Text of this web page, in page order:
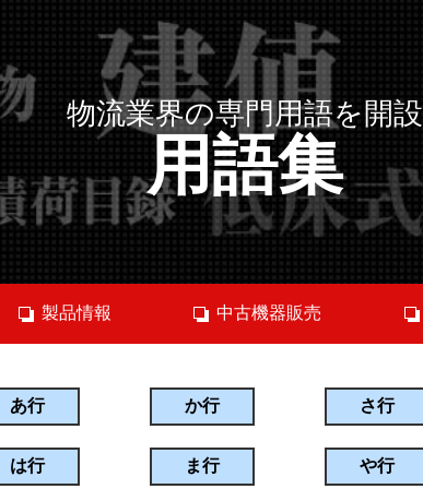
物流業界の専門用語を開設
用語集
製品情報 中古機器販売
あ行 か行 さ行
は行 ま行 や行